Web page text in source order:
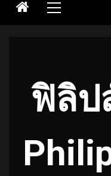
Menu
ฟิลิป